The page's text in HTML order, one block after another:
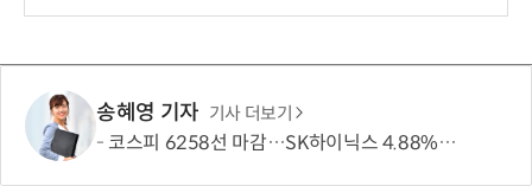
보
송혜영 기자 기사 더보기
코스피 6258선 마감…SK하이닉스 4.88% 내려